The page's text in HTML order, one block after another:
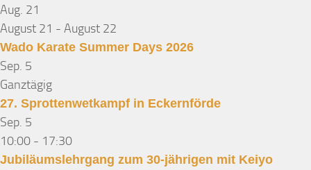
Aug. 21
August 21 - August 22
Wado Karate Summer Days 2026
Sep. 5
Ganztägig
27. Sprottenwetkampf in Eckernförde
Sep. 5
10:00 - 17:30
Jubiläumslehrgang zum 30-jährigen mit Keiyo